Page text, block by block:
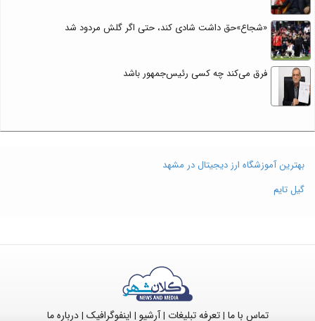
«شجاع»حق داشت شادی کند، حتی اگر گلش مردود شد
فرق می‌کند چه کسی رئیس‌جمهور باشد
بهترین آموزشگاه ارز دیجیتال در مشهد
گیل تایم
تماس با ما |تعرفه تبلیغات |آرشیو | اینفوگرافیک |درباره ما